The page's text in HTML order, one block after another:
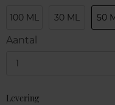
100 ML 30 ML 50
Aantal
1
Levering